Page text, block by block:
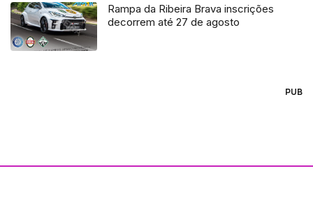
Rampa da Ribeira Brava inscrições
decorrem até 27 de agosto
PUB